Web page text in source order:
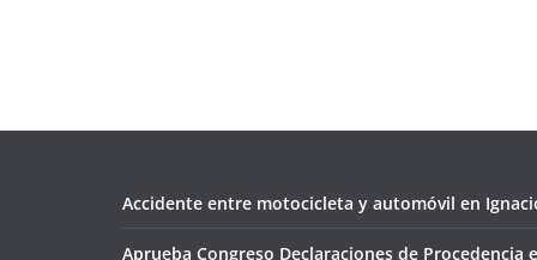
Accidente entre motocicleta y automóvil en
Aprueba Congreso Declaraciones de Procedencia